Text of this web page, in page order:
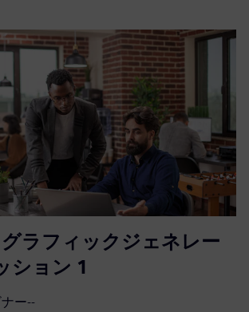
ラフィックジェネレー
ション 1
ー--